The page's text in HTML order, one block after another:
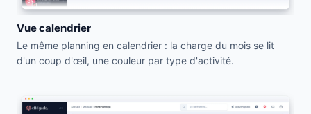
Vue calendrier
Le même planning en calendrier : la charge du mois se lit
d'un coup d'œil, une couleur par type d'activité.